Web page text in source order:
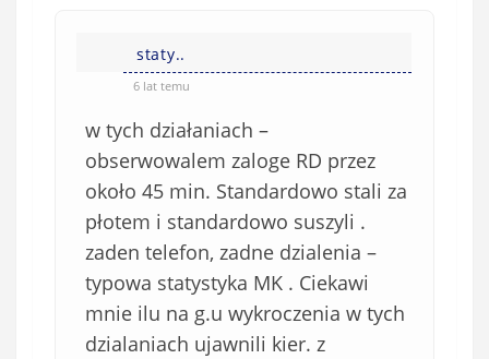
staty..
6 lat temu
w tych działaniach –
obserwowalem zaloge RD przez
około 45 min. Standardowo stali za
płotem i standardowo suszyli .
zaden telefon, zadne dzialenia –
typowa statystyka MK . Ciekawi
mnie ilu na g.u wykroczenia w tych
dzialaniach ujawnili kier. z